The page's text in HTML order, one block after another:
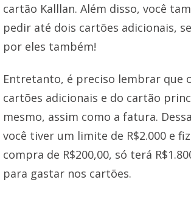
cartão Kalllan. Além disso, você
pedir até dois cartões adicionais,
por eles também!
Entretanto, é preciso lembrar que
cartões adicionais e do cartão
mesmo, assim como a fatura.
você tiver um limite de R$2.000 e
compra de R$200,00, só terá
para gastar nos cartões.